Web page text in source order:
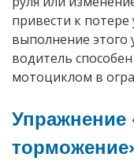
привести к
выполнение этого
водитель
мотоциклом в
Упражнение